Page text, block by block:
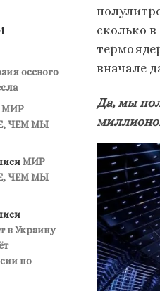
сколько
вначале
Да, мы
осевого
МИР
ЧЕМ МЫ
МИР
ЧЕМ МЫ
в Украину
по